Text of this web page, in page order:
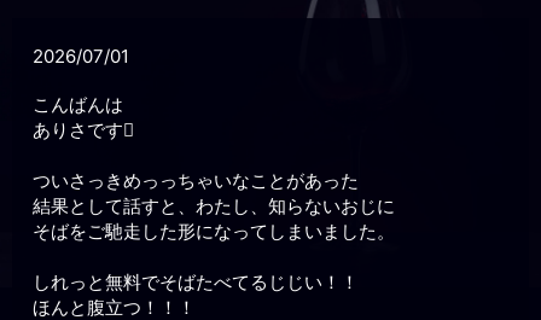
2026/07/01
こんばんは
ありさです🫩
ついさっきめっっちゃいなことがあった
結果として話すと、わたし、知らないおじに
そばをご馳走した形になってしまいました。
しれっと無料でそばたべてるじじい！！
ほんと腹立つ！！！